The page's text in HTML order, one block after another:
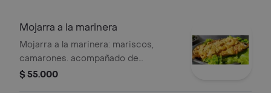
Mojarra a la marinera
Mojarra a la marinera: mariscos,
camarones. acompañado de
sancocho de pescado arroz blanco o
$ 55.000